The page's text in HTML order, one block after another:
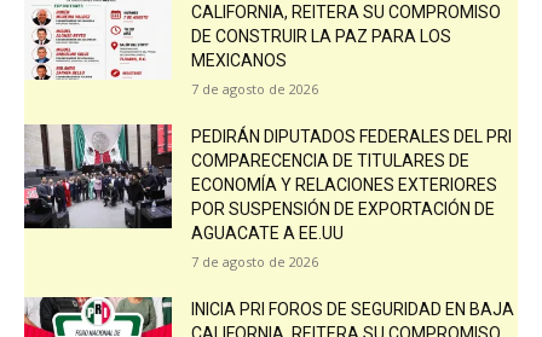
CALIFORNIA, REITERA SU COMPROMISO
DE CONSTRUIR LA PAZ PARA LOS
MEXICANOS
7 de agosto de 2026
PEDIRÁN DIPUTADOS FEDERALES DEL PRI
COMPARECENCIA DE TITULARES DE
ECONOMÍA Y RELACIONES EXTERIORES
POR SUSPENSIÓN DE EXPORTACIÓN DE
AGUACATE A EE.UU
7 de agosto de 2026
INICIA PRI FOROS DE SEGURIDAD EN BAJA